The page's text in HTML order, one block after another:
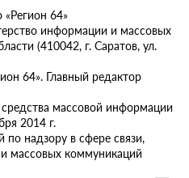
64»
информации и массовых
(410042, г. Саратов, ул.
64». Главный редактор
массовой информации
2014 г.
надзору в сфере связи,
массовых коммуникаций